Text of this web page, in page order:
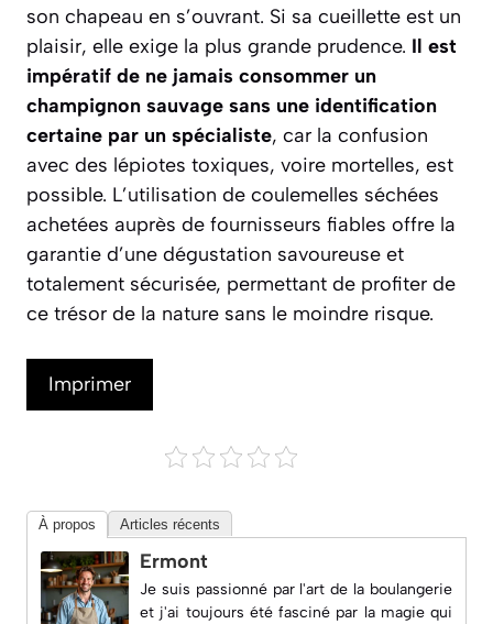
son chapeau en s’ouvrant. Si sa cueillette est un
plaisir, elle exige la plus grande prudence. Il est
impératif de ne jamais consommer un
champignon sauvage sans une identification
certaine par un spécialiste, car la confusion
avec des lépiotes toxiques, voire mortelles, est
possible. L’utilisation de coulemelles séchées
achetées auprès de fournisseurs fiables offre la
garantie d’une dégustation savoureuse et
totalement sécurisée, permettant de profiter de
ce trésor de la nature sans le moindre risque.
Imprimer
À propos Articles récents
Ermont
Je suis passionné par l'art de la boulangerie
et j'ai toujours été fasciné par la magie qui